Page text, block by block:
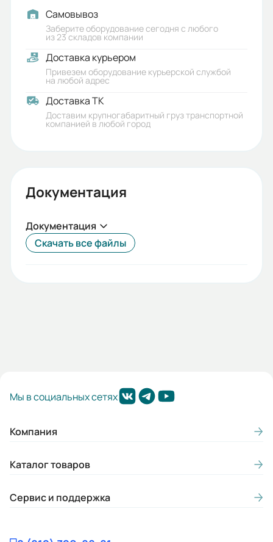
Самовывоз
Заберите оборудование сегодня с любого
из 23 складов компании
Доставка курьером
Привезем оборудование курьерской службой
на любой адрес
Доставка ТК
Доставим крупногабаритный груз транспортной
компанией в любой город
Документация
Документация
Скачать все файлы
Мы в социальных сетях
Компания
Каталог товаров
Сервис и поддержка